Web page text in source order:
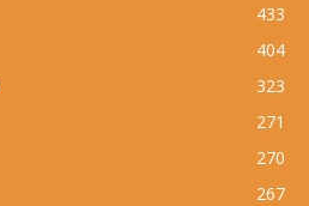
433
404
323
271
270
267